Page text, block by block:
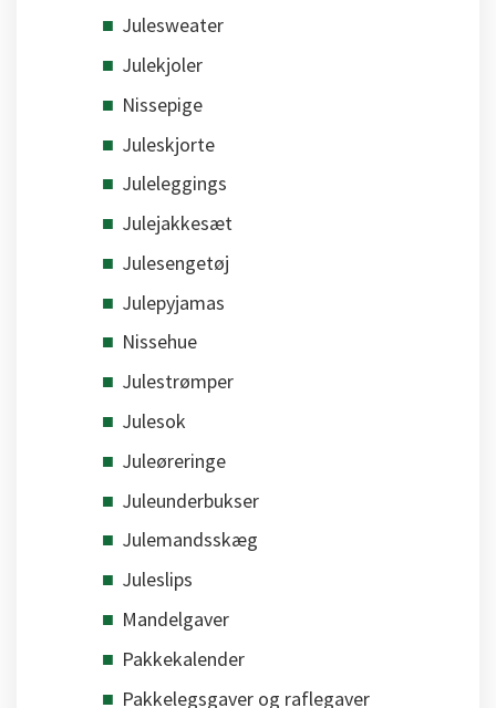
Julesweater
Julekjoler
Nissepige
Juleskjorte
Juleleggings
Julejakkesæt
Julesengetøj
Julepyjamas
Nissehue
Julestrømper
Julesok
Juleøreringe
Juleunderbukser
Julemandsskæg
Juleslips
Mandelgaver
Pakkekalender
Pakkelegsgaver og raflegaver